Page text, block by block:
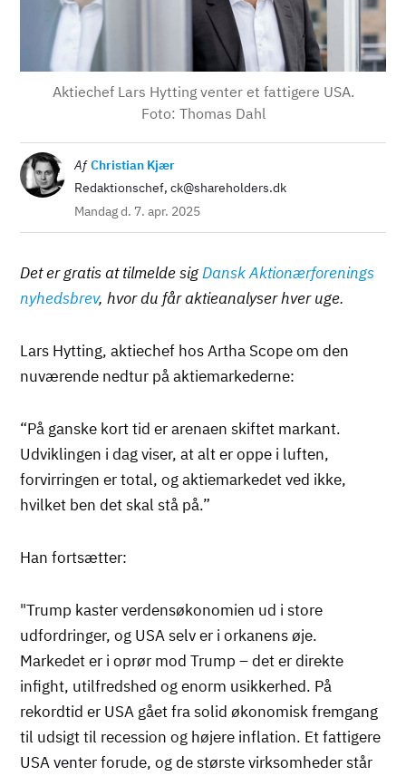
Aktiechef Lars Hytting venter et fattigere USA.
Foto: Thomas Dahl
Billede Af Christian Kjær
Redaktionschef, ck@shareholders.dk
Mandag d. 7. apr. 2025
Det er gratis at tilmelde sigDansk Aktionærforenings
nyhedsbrev, hvor du får aktieanalyser hver uge.
Lars Hytting, aktiechef hos Artha Scope om den
nuværende nedtur på aktiemarkederne:
“På ganske kort tid er arenaen skiftet markant.
Udviklingen i dag viser, at alt er oppe i luften,
forvirringen er total, og aktiemarkedet ved ikke,
hvilket ben det skal stå på.”
Han fortsætter:
"Trump kaster verdensøkonomien ud i store
udfordringer, og USA selv er i orkanens øje.
Markedet er i oprør mod Trump – det er direkte
infight, utilfredshed og enorm usikkerhed. På
rekordtid er USA gået fra solid økonomisk fremgang
til udsigt til recession og højere inflation. Et fattigere
USA venter forude, og de største virksomheder står